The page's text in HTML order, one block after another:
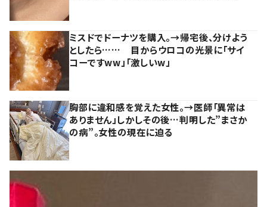
ミスドでドーナツを購入。→帰宅後、分けよう
としたら…… 目からウロコの光景に「サイ
コーですww」「激しいw」
胸部に違和感を覚えた女性。→医師「異常は
ありません」しかしその後…判明した”まさか
の病”。女性の現在に迫る